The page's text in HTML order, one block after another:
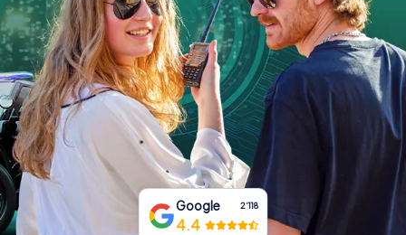
IT
NL
Tickets buchen
Gutscheine bestellen
Google 2‘118
4.4